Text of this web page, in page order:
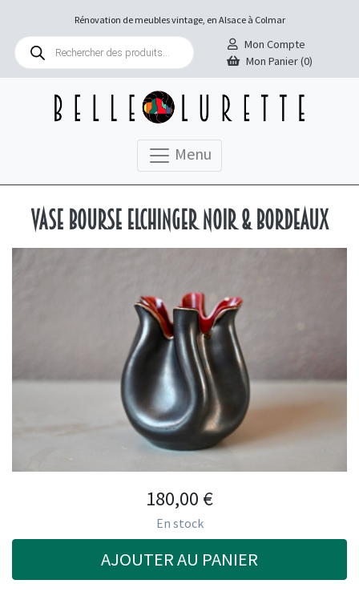
Rénovation de meubles vintage, en Alsace à Colmar
Recherche
produits
Mon Compte
Mon Panier (0)
Menu
Vase bourse Elchinger noir & bordeaux
180,00 €
En stock
AJOUTER AU PANIER